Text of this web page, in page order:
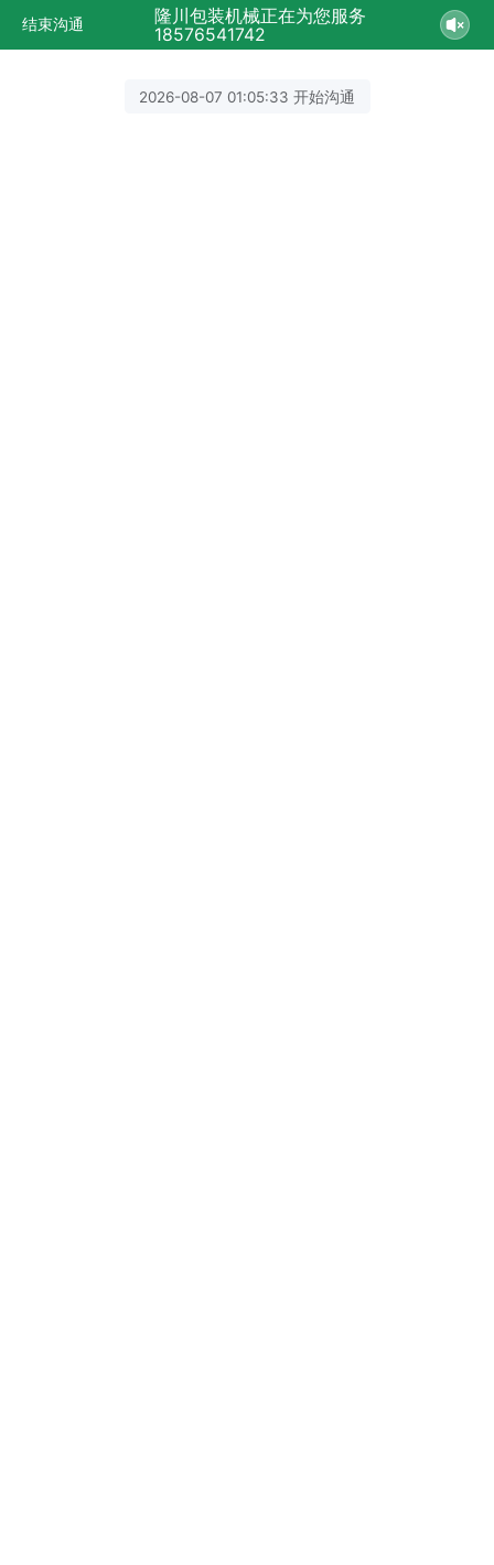
结束沟通
隆川包装机械正在为您服务
18576541742
2026-08-07 01:05:33 开始沟通